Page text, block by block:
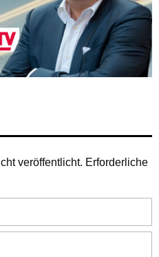
veröffentlicht. Erforderliche